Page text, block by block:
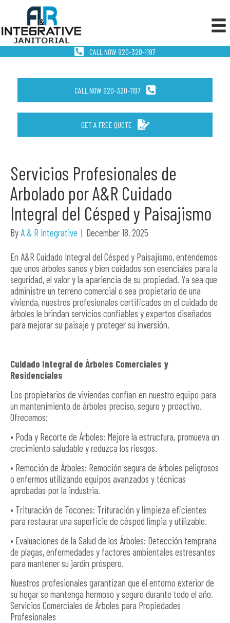
CALL NOW 920-320-1197
CALL NOW 920-320-1197
GET A FREE QUOTE
Servicios Profesionales de
Arbolado por A&R Cuidado
Integral del Césped y Paisajismo
By A & R Integrative | December 18, 2025
En A&R Cuidado Integral del Césped y Paisajismo, entendemos
que unos árboles sanos y bien cuidados son esenciales para la
seguridad, el valor y la apariencia de su propiedad. Ya sea que
administre un terreno comercial o sea propietario de una
vivienda, nuestros profesionales certificados en el cuidado de
árboles le brindan servicios confiables y expertos diseñados
para mejorar su paisaje y proteger su inversión.
Cuidado Integral de Árboles Comerciales y
Residenciales
Los propietarios de viviendas confían en nuestro equipo para
un mantenimiento de árboles preciso, seguro y proactivo.
Ofrecemos:
• Poda y Recorte de Árboles: Mejore la estructura, promueva un
crecimiento saludable y reduzca los riesgos.
• Remoción de Árboles: Remoción segura de árboles peligrosos
o enfermos utilizando equipos avanzados y técnicas
aprobadas por la industria.
• ​​Trituración de Tocones: Trituración y limpieza eficientes
para restaurar una superficie de césped limpia y utilizable.
• Evaluaciones de la Salud de los Árboles: Detección temprana
de plagas, enfermedades y factores ambientales estresantes
para mantener su jardín próspero.
Nuestros profesionales garantizan que el entorno exterior de
su hogar se mantenga hermoso y seguro durante todo el año.
Servicios Comerciales de Árboles para Propiedades
Profesionales